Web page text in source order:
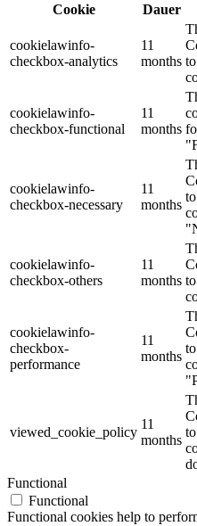
Cookie
Dauer
cookielawinfo-
checkbox-analytics
11
months
cookielawinfo-
checkbox-functional
11
months
cookielawinfo-
checkbox-necessary
11
months
cookielawinfo-
checkbox-others
11
months
cookielawinfo-
checkbox-
performance
11
months
viewed_cookie_policy
11
months
Functional
Functional
Functional cookies help to